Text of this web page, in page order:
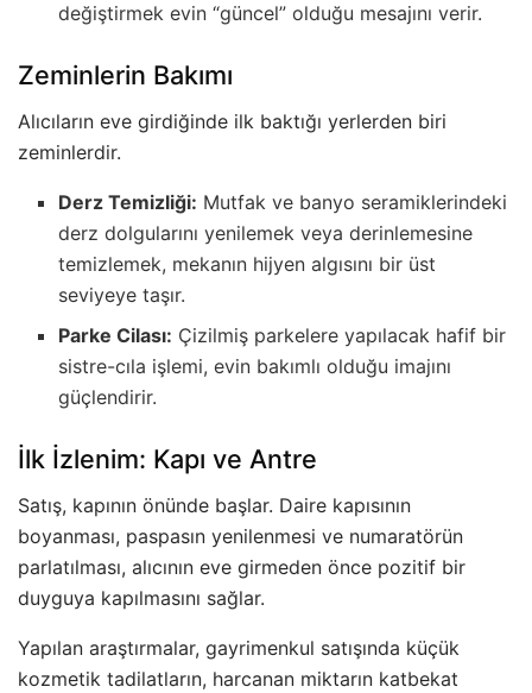
değiştirmek evin “güncel” olduğu mesajını verir.
Zeminlerin Bakımı
Alıcıların eve girdiğinde ilk baktığı yerlerden biri
zeminlerdir.
Derz Temizliği: Mutfak ve banyo seramiklerindeki
derz dolgularını yenilemek veya derinlemesine
temizlemek, mekanın hijyen algısını bir üst
seviyeye taşır.
Parke Cilası: Çizilmiş parkelere yapılacak hafif bir
sistre-cıla işlemi, evin bakımlı olduğu imajını
güçlendirir.
İlk İzlenim: Kapı ve Antre
Satış, kapının önünde başlar. Daire kapısının
boyanması, paspasın yenilenmesi ve numaratörün
parlatılması, alıcının eve girmeden önce pozitif bir
duyguya kapılmasını sağlar.
Yapılan araştırmalar, gayrimenkul satışında küçük
kozmetik tadilatların, harcanan miktarın katbekat